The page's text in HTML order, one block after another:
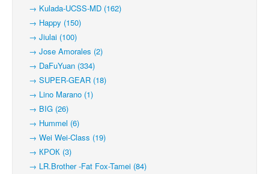
→ Kulada-UCSS-MD (162)
→ Happy (150)
→ Jiulai (100)
→ Jose Amorales (2)
→ DaFuYuan (334)
→ SUPER-GEAR (18)
→ Lino Marano (1)
→ BIG (26)
→ Hummel (6)
→ Wei Wei-Class (19)
→ КРОК (3)
→ LR.Brother -Fat Fox-Tamei (84)